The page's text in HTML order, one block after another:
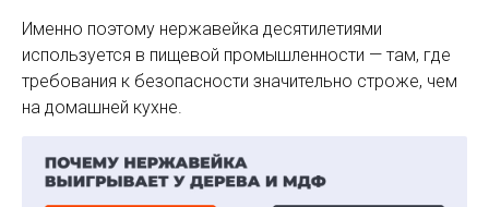
Именно поэтому нержавейка десятилетиями
используется в пищевой промышленности — там, где
требования к безопасности значительно строже, чем
на домашней кухне.